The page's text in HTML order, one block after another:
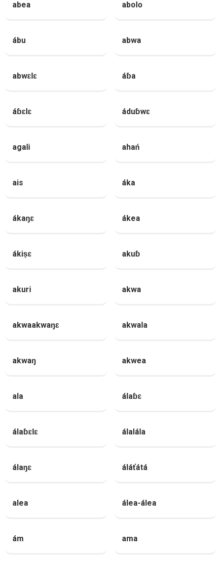
abea abolo
ábu abwa
abwɛlɛ áɓa
áɓɛlɛ áduɓwɛ
agali ahań
ais áka
ákaŋɛ ákea
ákiṣɛ akuɓ
akuri akwa
akwaakwaŋɛ akwala
akwaŋ akwea
ala álaɓɛ
álaɓɛlɛ álalála
álaŋɛ áláťátá
alea álea-álea
ám ama